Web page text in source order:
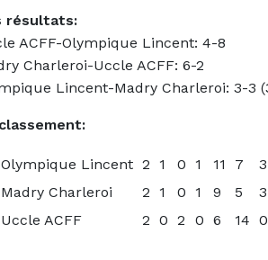
résultats:
ACFF-Olympique Lincent: 4-8
Charleroi-Uccle ACFF: 6-2
Lincent-Madry Charleroi: 3-3
Olympique Lincent 2 1 0 1 11 7
3
Madry Charleroi 2 1 0 1 9 5
3
Uccle ACFF 2 0 2 0 6 14 0